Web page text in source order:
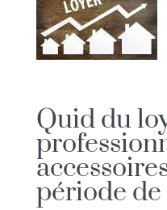
Quid du
période